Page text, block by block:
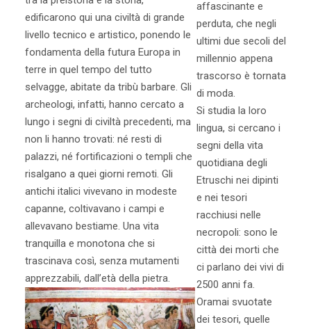
edificarono qui una civiltà di grande
livello tecnico e artistico, ponendo le
fondamenta della futura Europa in
terre in quel tempo del tutto
selvagge, abitate da tribù barbare. Gli
archeologi, infatti, hanno cercato a
lungo i segni di civiltà precedenti, ma
non li hanno trovati: né resti di
palazzi, né fortificazioni o templi che
risalgano a quei giorni remoti. Gli
antichi italici vivevano in modeste
capanne, coltivavano i campi e
allevavano bestiame. Una vita
tranquilla e monotona che si
trascinava così, senza mutamenti
apprezzabili, dall’età della pietra.
affascinante e
perduta, che negli
ultimi due secoli del
millennio appena
trascorso è tornata
di moda.
Si studia la loro
lingua, si cercano i
segni della vita
quotidiana degli
Etruschi nei dipinti
e nei tesori
racchiusi nelle
necropoli: sono le
città dei morti che
ci parlano dei vivi di
2500 anni fa.
Oramai svuotate
dei tesori, quelle